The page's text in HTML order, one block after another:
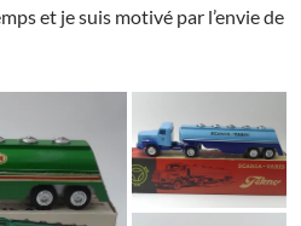
et je suis motivé par l’envie de